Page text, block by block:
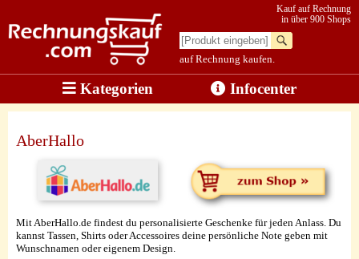
auf Rechnung kaufen.
Kauf auf Rechnung
in über 900 Shops
Kategorien Infocenter
AberHallo
Mit AberHallo.de findest du personalisierte Geschenke für jeden Anlass. Du
kannst Tassen, Shirts oder Accessoires deine persönliche Note geben mit
Wunschnamen oder eigenem Design.